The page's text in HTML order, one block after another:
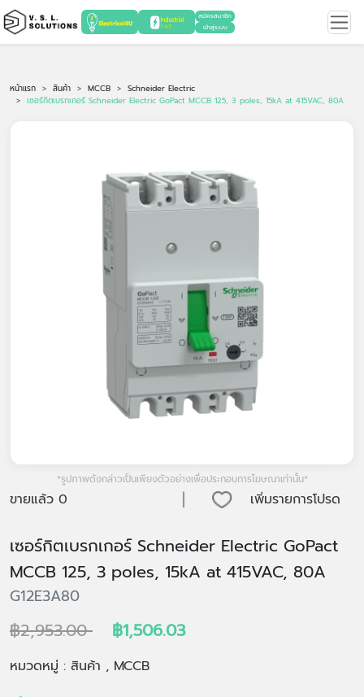
สมัครสมาชิก
เข้าสู่ระบบ
หน้าแรก สินค้า MCCB
Schneider Electric
เซอร์กิตเบรกเกอร์ Schneider Electric GoPact MCCB 125, 3 poles, 15kA at 415VAC, 80A
*รูปภาพดังกล่าวเป็นเพียงตัวอย่างเพื่อประกอบการโฆษณาเท่านั้น*
ขายแล้ว 0 | เพิ่มรายการโปรด
เซอร์กิตเบรกเกอร์ Schneider Electric GoPact
MCCB 125, 3 poles, 15kA at 415VAC, 80A
G12E3A80
฿2,953.00 ฿1,506.03
หมวดหมู่ : สินค้า , MCCB